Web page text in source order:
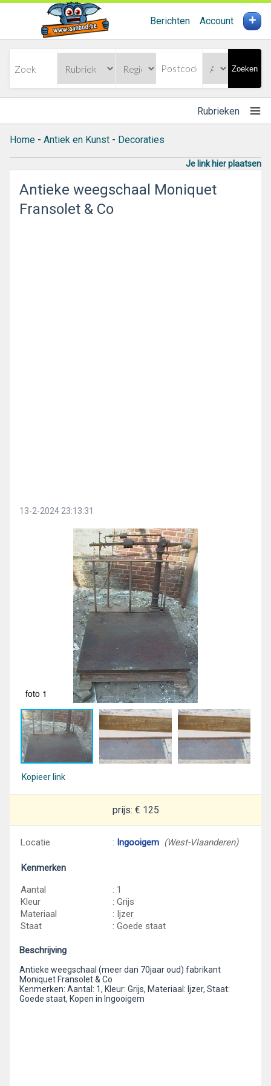
Berichten Account +
Zoeken
Rubrieken
Home - Antiek en Kunst - Decoraties
Je link hier plaatsen
Antieke weegschaal Moniquet
Fransolet & Co
13-2-2024 23:13:31
foto 1
Kopieer link
prijs: € 125
Locatie : Ingooigem (West-Vlaanderen)
Kenmerken
Aantal
: 1
Kleur
: Grijs
Materiaal
: Ijzer
Staat
: Goede staat
Beschrijving
Antieke weegschaal (meer dan 70jaar oud) fabrikant
Moniquet Fransolet & Co
Kenmerken: Aantal: 1, Kleur: Grijs, Materiaal: Ijzer, Staat:
Goede staat, Kopen in Ingooigem